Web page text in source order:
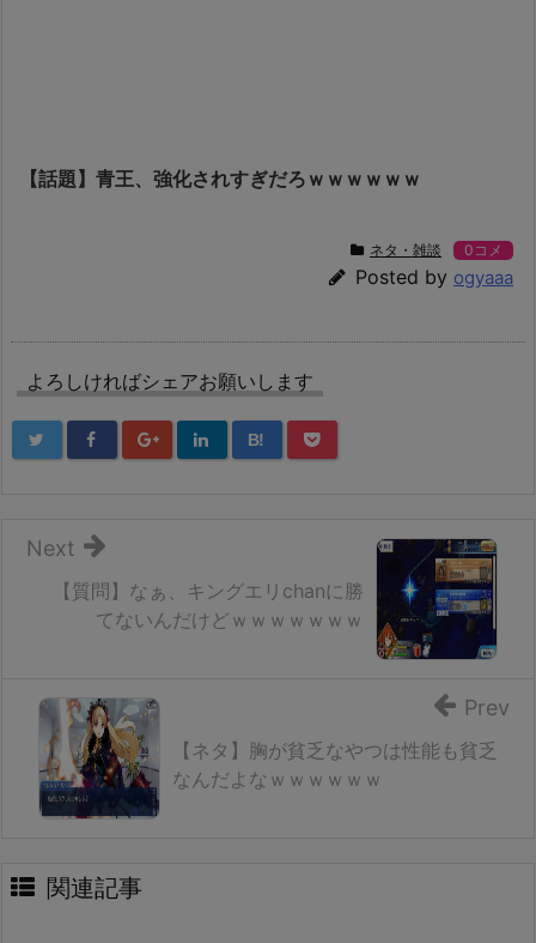
【話題】青王、強化されすぎだろｗｗｗｗｗｗ
ネタ・雑談 0コメ
Posted by ogyaaa
よろしければシェアお願いします
B!
【質問】なぁ、キングエリchanに勝
てないんだけどｗｗｗｗｗｗｗ
Next
【ネタ】胸が貧乏なやつは性能も貧乏
なんだよなｗｗｗｗｗｗ
Prev
関連記事